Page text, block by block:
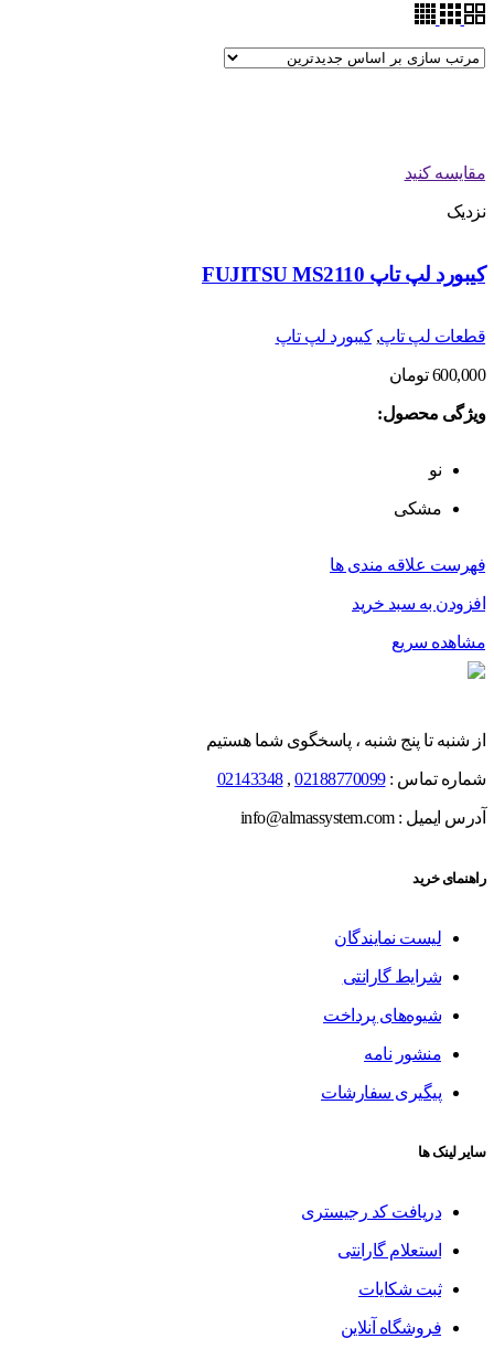
مقایسه کنید
نزدیک
کیبورد لپ تاپ FUJITSU MS2110
قطعات لپ تاپ,کیبورد لپ تاپ
600,000 تومان
ویژگی محصول:
نو
مشکی
فهرست علاقه مندی ها
افزودن به سبد خرید
مشاهده سریع
از شنبه تا پنج شنبه ، پاسخگوی شما هستیم
شماره تماس :02188770099
,
02143348
آدرس ایمیل : info@almassystem.com
راهنمای خرید
لیست نمایندگان
شرایط گارانتی
شیوه‌های پرداخت
منشور نامه
پیگیری سفارشات
سایر لینک ها
دریافت کد رجیستری
استعلام گارانتی
ثبت شکایات
فروشگاه آنلاین